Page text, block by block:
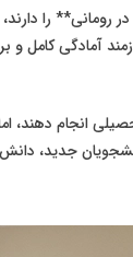
رومانی** را
کامل و
دهند،
جدید،